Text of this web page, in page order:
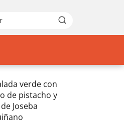
verde con
de pistacho y
Joseba